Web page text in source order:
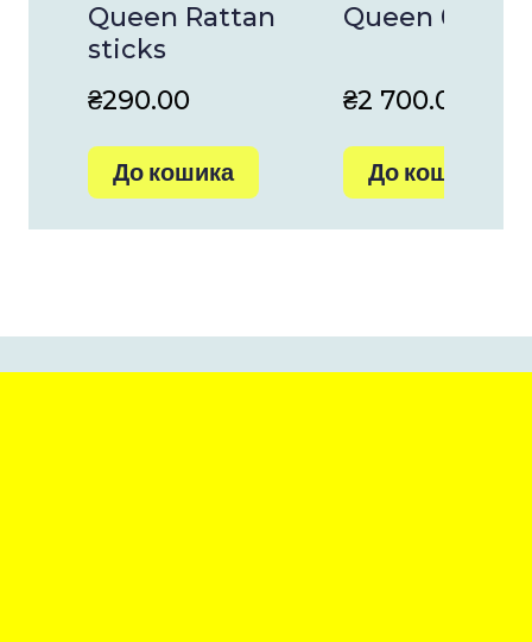
Queen Rattan
sticks
₴290.00
До кошика
Queen 04
₴2 700.00
До кошика